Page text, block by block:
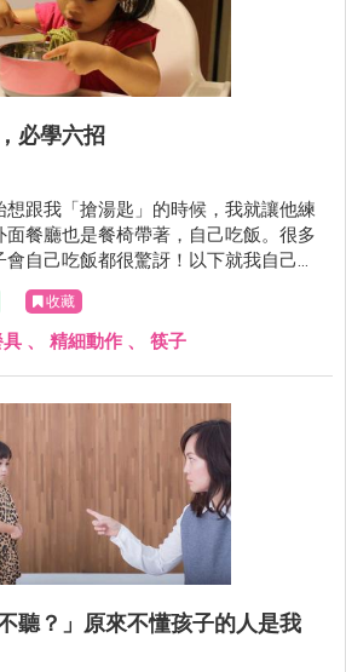
必學六招
想跟我「搶湯匙」的時候，我就讓他練
面餐廳也是餐椅帶著，自己吃飯。很多
自己吃飯都很驚訝！以下就我自己這
的經驗跟大家分享如何訓練孩子自己吃
收藏
具 、 精細動作 、 筷子
聽？」原來不懂孩子的人是我